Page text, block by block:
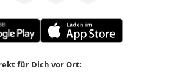
für Dich vor Ort: